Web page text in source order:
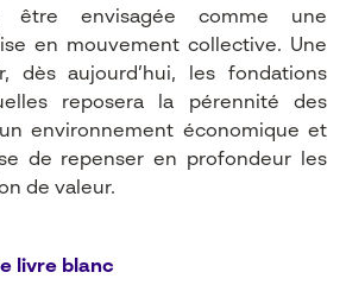
être envisagée comme une
en mouvement collective. Une
dès aujourd’hui, les fondations
reposera la pérennité des
environnement économique et
de repenser en profondeur les
de valeur.
livre blanc